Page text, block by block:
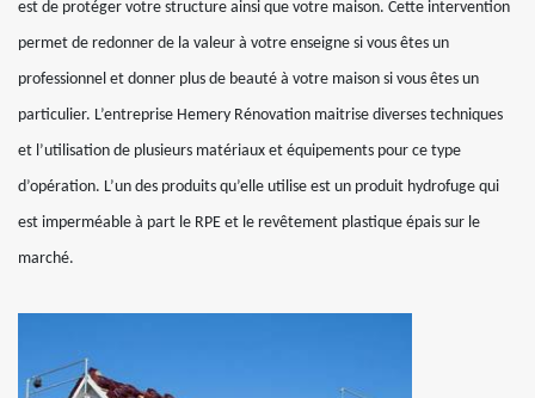
est de protéger votre structure ainsi que votre maison. Cette intervention
permet de redonner de la valeur à votre enseigne si vous êtes un
professionnel et donner plus de beauté à votre maison si vous êtes un
particulier. L’entreprise Hemery Rénovation maitrise diverses techniques
et l’utilisation de plusieurs matériaux et équipements pour ce type
d’opération. L’un des produits qu’elle utilise est un produit hydrofuge qui
est imperméable à part le RPE et le revêtement plastique épais sur le
marché.